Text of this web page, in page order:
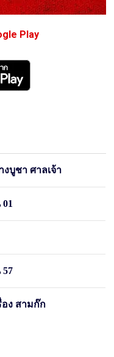
Play
งบูชา ศาลเจ้า
01
57
อง สามก๊ก